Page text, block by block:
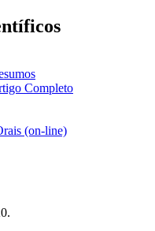
Completo
(on-line)